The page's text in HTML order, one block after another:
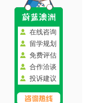
在线咨询
留学规划
免费评估
合作洽谈
投诉建议